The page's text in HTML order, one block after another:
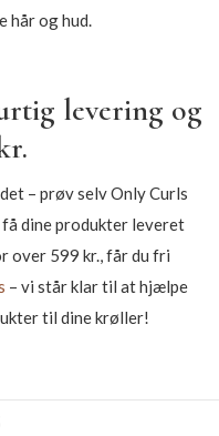
hår og hud.
levering og
– prøv selv Only Curls
dine produkter leveret
over 599 kr., får du fri
– vi står klar til at hjælpe
til dine krøller!